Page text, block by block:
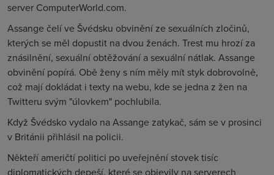
server ComputerWorld.com.
Assange čelí ve Švédsku obvinění ze sexuálních zločinů,
kterých se měl dopustit na dvou ženách. Trest mu hrozí za
znásilnění, sexuální obtěžování a sexuální nátlak. Assange
obvinění popírá. Obě ženy s ním měly mít styk dobrovolně,
což mají dokládat i texty na webu, kde se jedna z žen na
Twitteru svým "úlovkem" pochlubila.
Když Švédsko vydalo na Assange zatykač, sám se v prosinci
v Británii přihlásil na policii.
Někteří američtí politici po uveřejnění stovek tisíc
diplomatických depeší, které se objevily na serverech